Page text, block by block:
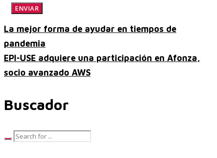
La mejor forma de ayudar en tiempos de
pandemia
EPI-USE adquiere una participación en Afonza,
socio avanzado AWS
Buscador